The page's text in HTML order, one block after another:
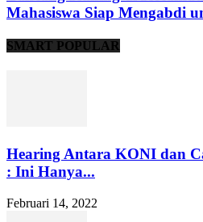
Mahasiswa Siap Mengabdi
SMART POPULAR
Hearing Antara KONI dan
: Ini Hanya...
Februari 14, 2022